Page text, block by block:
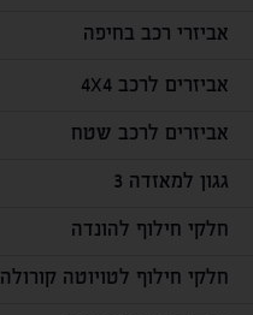
אביזרי רכב בחיפה
אביזרים לרכב 4X4
אביזרים לרכב שטח
גגון למאזדה 3
חלקי חילוף להונדה
חלקי חילוף לטויוטה קורולה